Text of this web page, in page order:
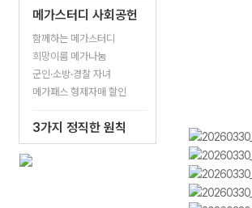
메가스터디 사회공헌
함께하는 메가스터디
희망이룸 메가나눔
군인·소방·경찰 자녀
메가패스 형제자매 할인
3가지 정직한 원칙